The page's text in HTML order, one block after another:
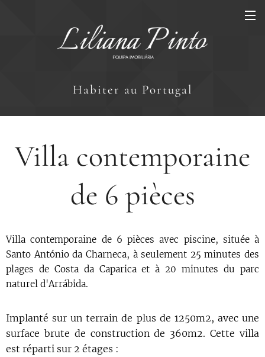
Habiter au Portugal
Villa contemporaine
de 6 pièces
Villa contemporaine de 6 pièces avec piscine, située à
Santo António da Charneca, à seulement 25 minutes des
plages de Costa da Caparica et à 20 minutes du parc
naturel d'Arrábida.
Implanté sur un terrain de plus de 1250m2, avec une
surface brute de construction de 360m2. Cette villa
est réparti sur 2 étages :